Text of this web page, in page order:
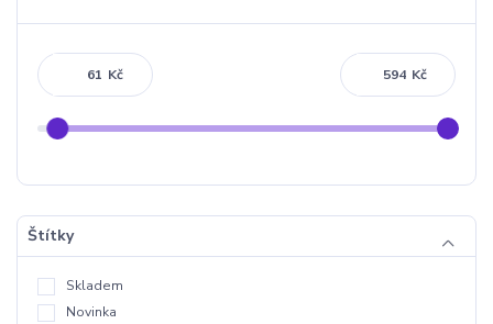
Kč Kč
Štítky
Skladem
Novinka